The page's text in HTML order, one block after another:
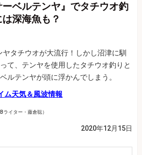
ベルテンヤ』でタチウオ釣
深海魚も？
タチウオが大流行！しかし沼津に馴
て、テンヤを使用したタチウオ釣りと
ルテンヤが頭に浮かんでしまう。
ム天気＆風波情報
ライター・藤倉聡）
2020年12月15日